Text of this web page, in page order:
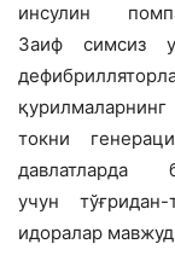
инсулин
Заиф симсиз
токни
давлатларда
учун
идоралар